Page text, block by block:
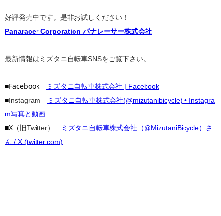
好評発売中です。是非お試しください！
Panaracer Corporation パナレーサー株式会社
最新情報はミズタニ自転車SNSをご覧下さい。
————————————————————
■Facebook ミズタニ自転車株式会社 | Facebook
■Instagram
ミズタニ自転車株式会社(@mizutanibicycle) • Instagra
m写真と動画
■X（旧Twitter）
ミズタニ自転車株式会社（@MizutaniBicycle）さ
ん / X (twitter.com)